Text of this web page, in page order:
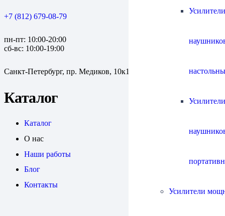
Усилители
+7 (812) 679-08-79
пн-пт: 10:00-20:00
сб-вс: 10:00-19:00
Санкт-Петербург, пр. Медиков, 10к1
Каталог
Каталог
О нас
Наши работы
Блог
Контакты